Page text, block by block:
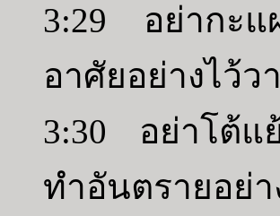
3:29 อย่ากะแ
อาศัยอย่างไว้ว
3:30 อย่าโต้แย้
ทำอันตรายอย่า